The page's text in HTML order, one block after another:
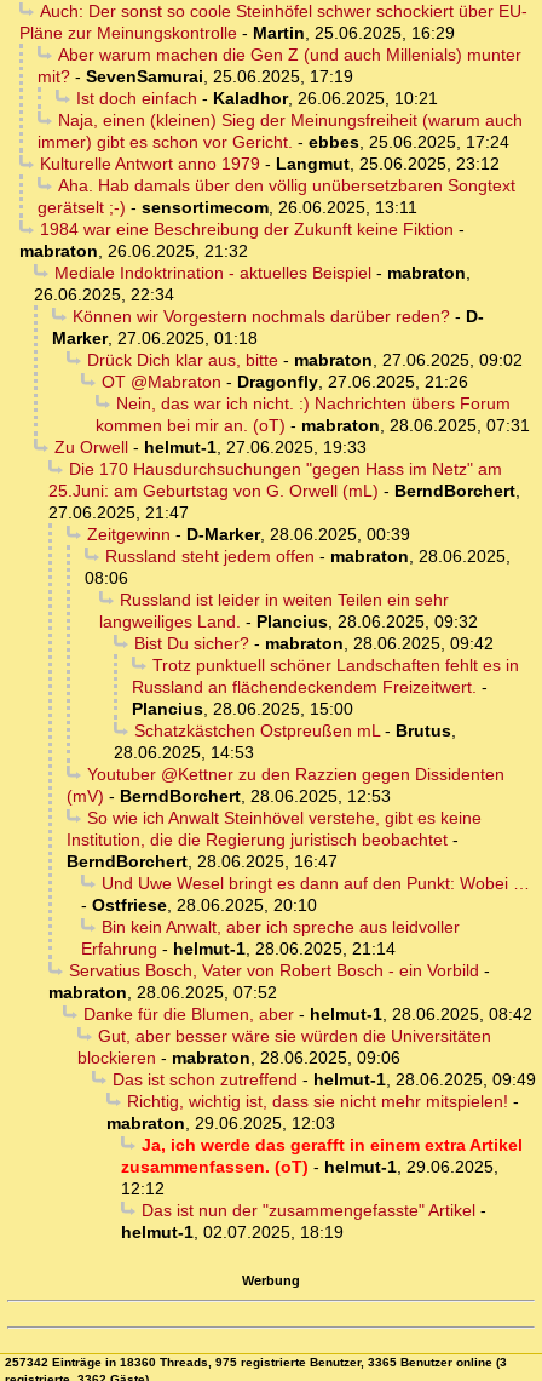
Auch: Der sonst so coole Steinhöfel schwer schockiert über EU-
Pläne zur Meinungskontrolle - Martin, 25.06.2025, 16:29
Aber warum machen die Gen Z (und auch Millenials) munter
mit? - SevenSamurai, 25.06.2025, 17:19
Ist doch einfach - Kaladhor, 26.06.2025, 10:21
Naja, einen (kleinen) Sieg der Meinungsfreiheit (warum auch
immer) gibt es schon vor Gericht. - ebbes, 25.06.2025, 17:24
Kulturelle Antwort anno 1979- Langmut, 25.06.2025, 23:12
Aha. Hab damals über den völlig unübersetzbaren Songtext
gerätselt ;-) - sensortimecom, 26.06.2025, 13:11
1984 war eine Beschreibung der Zukunft keine Fiktion -
mabraton, 26.06.2025, 21:32
Mediale Indoktrination - aktuelles Beispiel- mabraton,
26.06.2025, 22:34
Können wir Vorgestern nochmals darüber reden?- D-
Marker, 27.06.2025, 01:18
Drück Dich klar aus, bitte- mabraton, 27.06.2025, 09:02
OT @Mabraton - Dragonfly, 27.06.2025, 21:26
Nein, das war ich nicht. :) Nachrichten übers Forum
kommen bei mir an. (oT) - mabraton, 28.06.2025, 07:31
Zu Orwell- helmut-1, 27.06.2025, 19:33
Die 170 Hausdurchsuchungen "gegen Hass im Netz" am
25.Juni: am Geburtstag von G. Orwell (mL) - BerndBorchert,
27.06.2025, 21:47
Zeitgewinn - D-Marker, 28.06.2025, 00:39
Russland steht jedem offen - mabraton, 28.06.2025,
08:06
Russland ist leider in weiten Teilen ein sehr
langweiliges Land. - Plancius, 28.06.2025, 09:32
Bist Du sicher?- mabraton, 28.06.2025, 09:42
Trotz punktuell schöner Landschaften fehlt es in
Russland an flächendeckendem Freizeitwert. -
Plancius, 28.06.2025, 15:00
Schatzkästchen Ostpreußen mL- Brutus,
28.06.2025, 14:53
Youtuber @Kettner zu den Razzien gegen Dissidenten
(mV) - BerndBorchert, 28.06.2025, 12:53
So wie ich Anwalt Steinhövel verstehe, gibt es keine
Institution, die die Regierung juristisch beobachtet -
BerndBorchert, 28.06.2025, 16:47
Und Uwe Wesel bringt es dann auf den Punkt: Wobei …
- Ostfriese, 28.06.2025, 20:10
Bin kein Anwalt, aber ich spreche aus leidvoller
Erfahrung - helmut-1, 28.06.2025, 21:14
Servatius Bosch, Vater von Robert Bosch - ein Vorbild -
mabraton, 28.06.2025, 07:52
Danke für die Blumen, aber- helmut-1, 28.06.2025, 08:42
Gut, aber besser wäre sie würden die Universitäten
blockieren - mabraton, 28.06.2025, 09:06
Das ist schon zutreffend - helmut-1, 28.06.2025, 09:49
Richtig, wichtig ist, dass sie nicht mehr mitspielen! -
mabraton, 29.06.2025, 12:03
Ja, ich werde das gerafft in einem extra Artikel
zusammenfassen. (oT) - helmut-1, 29.06.2025,
12:12
Das ist nun der "zusammengefasste" Artikel-
helmut-1, 02.07.2025, 18:19
Werbung
257342 Einträge in 18360 Threads, 975 registrierte Benutzer, 3365 Benutzer online (3